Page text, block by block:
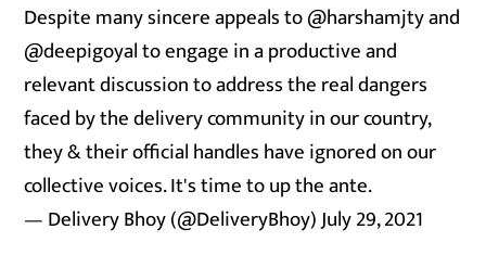
Despite many sincere appeals to@harshamjtyand
@deepigoyalto engage in a productive and
relevant discussion to address the real dangers
faced by the delivery community in our country,
they & their official handles have ignored on our
collective voices. It's time to up the ante.
— Delivery Bhoy (@DeliveryBhoy)July 29, 2021